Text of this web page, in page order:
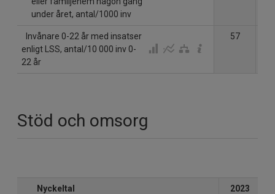
under året, antal/1000 inv
Invånare 0-22 år med insatser
enligt LSS, antal/10 000 inv 0-
22 år
57
Stöd och omsorg
Nyckeltal 2023